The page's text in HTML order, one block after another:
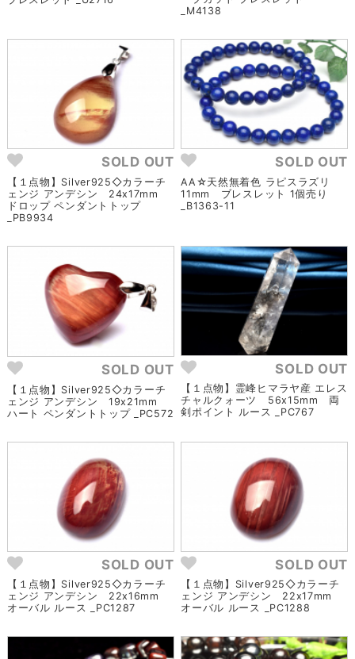
_M4138
SOLD OUT
【１点物】Silver925◇カラーチ
ェンジ アンデシン 24x17mm
ドロップ ペンダントトップ
_PB9934
SOLD OUT
AA☆天然無着色 ラピスラズリ
11mm ブレスレット 1個売り
_B1363-11
SOLD OUT
【１点物】Silver925◇カラーチ
ェンジ アンデシン 19x21mm
ハート ペンダントトップ _PC572
SOLD OUT
【１点物】霊峰ヒマラヤ産 エレス
チャルクォーツ 56x15mm 両
剣ポイント ルース _PC767
SOLD OUT
【１点物】Silver925◇カラーチ
ェンジ アンデシン 22x16mm
オーバル ルース _PC1287
SOLD OUT
【１点物】Silver925◇カラーチ
ェンジ アンデシン 22x17mm
オーバル ルース _PC1288